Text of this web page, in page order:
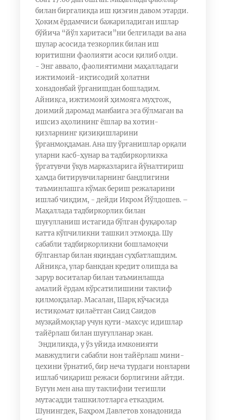
билан биргаликда иш қизғин давом этарди.
Ҳоким ёрдамчиси бажариладиган ишлар
бўйича “йўл харитаси”ни белгилади ва ана
шулар асосида тезкорлик билан иш
юритишни фаолияти асоси қилиб олди.
- Энг аввало, фаолиятимни маҳалладаги
ижтимоий-иқтисодий ҳолатни
хонадонбай ўрганишдан бошладим.
Айниқса, ижтимоий ҳимояга муҳтож,
доимий даромад манбаига эга бўлмаган ва
ишсиз аҳолининг ёшлар ва хотин-
қизларнинг қизиқишларини
ўрганмоқдаман. Ана шу ўрганишлар орқали
уларни касб-ҳунар ва тадбиркорликка
ўргатувчи ўқув марказларига йўналтириш
ҳамда битирувчиларнинг бандлигини
таъминлашга кўмак бериш режаларини
ишлаб чиқдим, - дейди Икром Йўлдошев. –
Маҳаллада тадбиркорлик билан
шуғулланиш истагида бўлган фуқаролар
катта кўпчиликни ташкил этмоқда. Шу
сабабли тадбиркорликни бошламоқчи
бўлганлар билан яқиндан суҳбатлашдим.
Айниқса, улар банкдан кредит олишда ва
зарур воситалар билан таъминлашда
амалий ёрдам кўрсатилишини таклиф
қилмоқдалар. Масалан, Шарқ кўчасида
истиқомат қилаётган Саид Саидов
музқаймоқлар учун қути-махсус идишлар
тайёрлаш билан шуғулланар экан.
Эндиликда, у ўз уйида имконияти
мавжудлиги сабабли нон тайёрлаш мини-
цехини ўрнатиб, бир неча турдаги нонларни
ишлаб чиқариш режаси борлигини айтди.
Бугун мен ана шу таклифни тегишли
мутасадди ташкилотларга етказдим.
Шунингдек, Баҳром Давлетов хонадонида